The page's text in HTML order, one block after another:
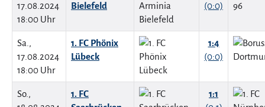
17.08.2024
18:00 Uhr
Bielefeld
(0:0)
Sa.,
17.08.2024
18:00 Uhr
1. FC Phönix
Lübeck
1:4
(0:0)
So.,
1. FC
1:1